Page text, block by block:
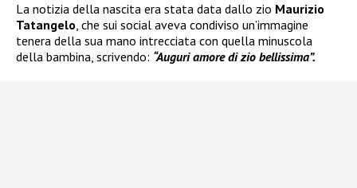
La notizia della nascita era stata data dallo zio Maurizio
Tatangelo, che sui social aveva condiviso un’immagine
tenera della sua mano intrecciata con quella minuscola
della bambina, scrivendo: “Auguri amore di zio bellissima”.